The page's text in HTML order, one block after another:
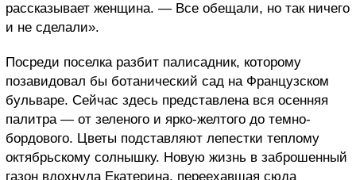
рассказывает женщина. — Все обещали, но так ничего
и не сделали».
Посреди поселка разбит палисадник, которому
позавидовал бы ботанический сад на Французском
бульваре. Сейчас здесь представлена вся осенняя
палитра — от зеленого и ярко-желтого до темно-
бордового. Цветы подставляют лепестки теплому
октябрьскому солнышку. Новую жизнь в заброшенный
газон вдохнула Екатерина, переехавшая сюда